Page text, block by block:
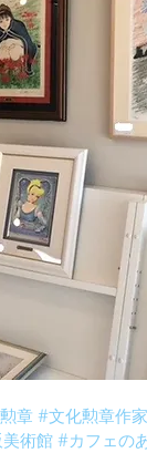
章 #文化勲章作家
術館 #カフェの